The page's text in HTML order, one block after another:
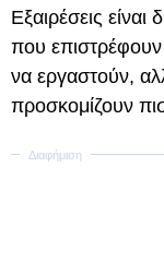
Εξαιρέσεις
που
να εργαστούν,
προσκομίζουν